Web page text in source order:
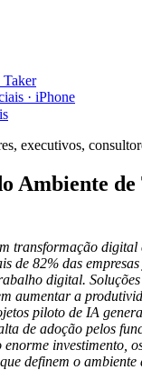
· iPhone
executivos,
Ambiente
transformação
de 82% das
digital.
aumentar a
piloto de IA
de adoção pelos
enorme investimento,
definem o